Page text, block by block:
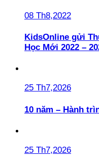
08 Th8,2022
KidsOnline gửi
Học Mới 2022 –
25 Th7,2026
10 năm – Hành
25 Th7,2026